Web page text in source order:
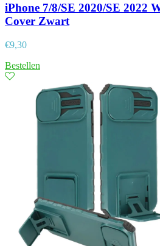
iPhone 7/8/SE 2020/SE 2022
Cover Zwart
€9,30
Bestellen